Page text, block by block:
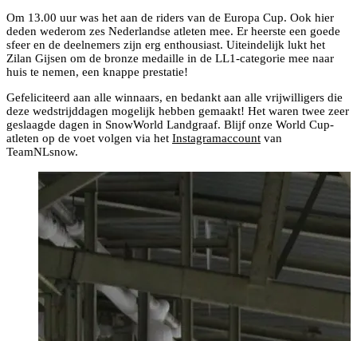
Om 13.00 uur was het aan de riders van de Europa Cup. Ook hier
deden wederom zes Nederlandse atleten mee. Er heerste een goede
sfeer en de deelnemers zijn erg enthousiast. Uiteindelijk lukt het
Zilan Gijsen om de bronze medaille in de LL1-categorie mee naar
huis te nemen, een knappe prestatie!
Gefeliciteerd aan alle winnaars, en bedankt aan alle vrijwilligers die
deze wedstrijddagen mogelijk hebben gemaakt! Het waren twee zeer
geslaagde dagen in SnowWorld Landgraaf. Blijf onze World Cup-
atleten op de voet volgen via het Instagramaccount van
TeamNLsnow.